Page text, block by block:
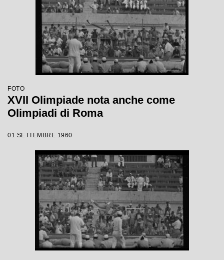
FOTO
XVII Olimpiade nota anche come
Olimpiadi di Roma
01 SETTEMBRE 1960